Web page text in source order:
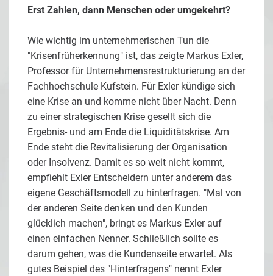
Erst Zahlen, dann Menschen oder umgekehrt?
Wie wichtig im unternehmerischen Tun die
"Krisenfrüherkennung" ist, das zeigte Markus Exler,
Professor für Unternehmensrestrukturierung an der
Fachhochschule Kufstein. Für Exler kündige sich
eine Krise an und komme nicht über Nacht. Denn
zu einer strategischen Krise gesellt sich die
Ergebnis- und am Ende die Liquiditätskrise. Am
Ende steht die Revitalisierung der Organisation
oder Insolvenz. Damit es so weit nicht kommt,
empfiehlt Exler Entscheidern unter anderem das
eigene Geschäftsmodell zu hinterfragen. "Mal von
der anderen Seite denken und den Kunden
glücklich machen", bringt es Markus Exler auf
einen einfachen Nenner. Schließlich sollte es
darum gehen, was die Kundenseite erwartet. Als
gutes Beispiel des "Hinterfragens" nennt Exler